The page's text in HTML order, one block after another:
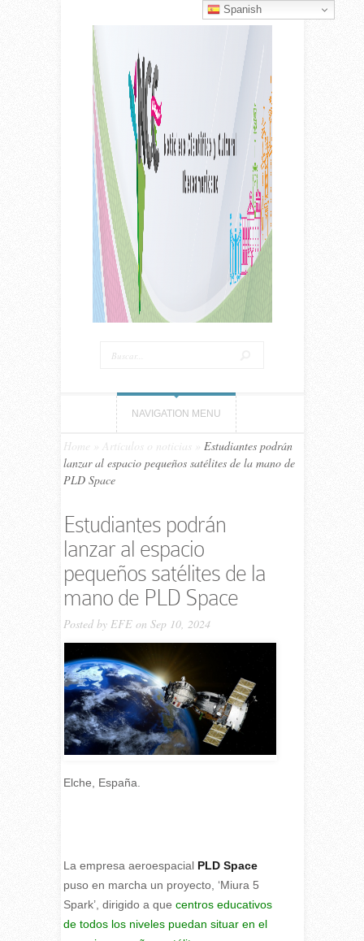
NAVIGATION MENU
Home Artículos o noticias
Estudiantes podrán
lanzar al espacio pequeños satélites de la mano de
PLD Space
Estudiantes podrán
lanzar al espacio
pequeños satélites de la
mano de PLD Space
Posted by EFEon Sep 10, 2024
Elche, España.
La empresa aeroespacial PLD Space
puso en marcha un proyecto, ‘Miura 5
Spark’, dirigido a que centros educativos
de todos los niveles puedan situar en el
Spanish